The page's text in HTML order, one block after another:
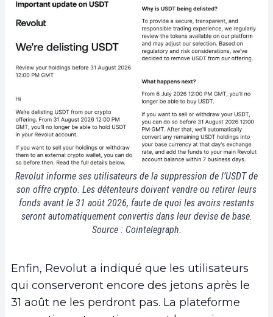
Revolut informe ses utilisateurs de la suppression de l’USDT de
son offre crypto. Les détenteurs doivent vendre ou retirer leurs
fonds avant le 31 août 2026, faute de quoi les avoirs restants
seront automatiquement convertis dans leur devise de base.
Source : Cointelegraph.
Enfin, Revolut a indiqué que les utilisateurs
qui conserveront encore des jetons après le
31 août ne les perdront pas. La plateforme